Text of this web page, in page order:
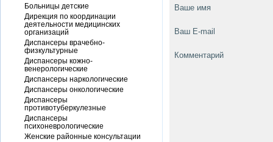
Ваше имя
Ваш E-mail
Комментарий
Больницы детские
Дирекция по координации
деятельности медицинских
организаций
Диспансеры врачебно-
физкультурные
Диспансеры кожно-
венерологические
Диспансеры наркологические
Диспансеры онкологические
Диспансеры
противотуберкулезные
Диспансеры
психоневрологические
Женские районные консультации